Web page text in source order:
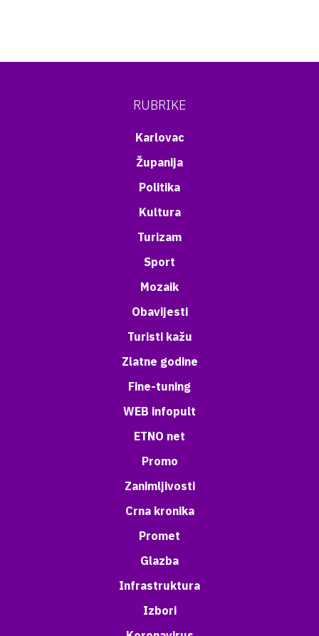
RUBRIKE
Karlovac
Županija
Politika
Kultura
Turizam
Sport
Mozaik
Obavijesti
Turisti kažu
Zlatne godine
Fine-tuning
WEB infopult
ETNO net
Promo
Zanimljivosti
Crna kronika
Promet
Glazba
Infrastruktura
Izbori